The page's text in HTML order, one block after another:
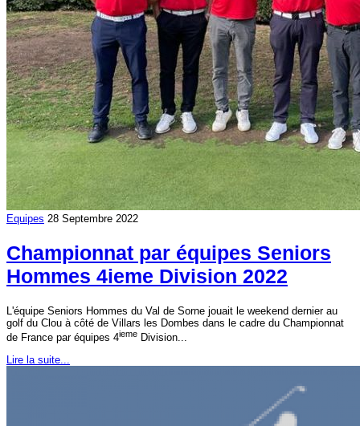
Equipes 28 Septembre 2022
Championnat par équipes Seniors
Hommes 4ieme Division 2022
L'équipe Seniors Hommes du Val de Sorne jouait le weekend dernier au
golf du Clou à côté de Villars les Dombes dans le cadre du Championnat
de France par équipes 4ieme Division...
Lire la suite...